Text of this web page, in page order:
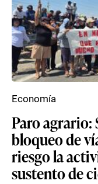
Paro agrario:
bloqueo de
riesgo la
sustento de
Economía